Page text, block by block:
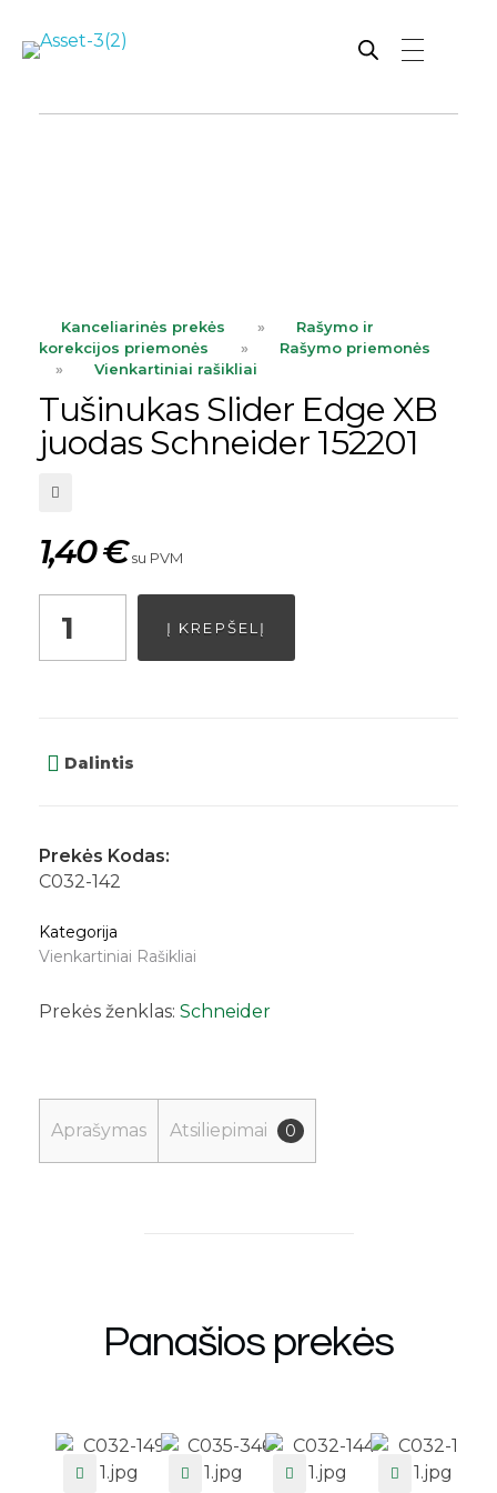
Kanceliarinės prekės »
Rašymo ir
korekcijos priemonės
»
Rašymo priemonės
»
Vienkartiniai rašikliai
Tušinukas Slider Edge XB
juodas Schneider 152201
1,40€ su PVM
Į KREPŠELĮ
Dalintis
Prekės Kodas:
C032-142
Kategorija
Vienkartiniai Rašikliai
Prekės ženklas: Schneider
Aprašymas Atsiliepimai 0
Panašios prekės